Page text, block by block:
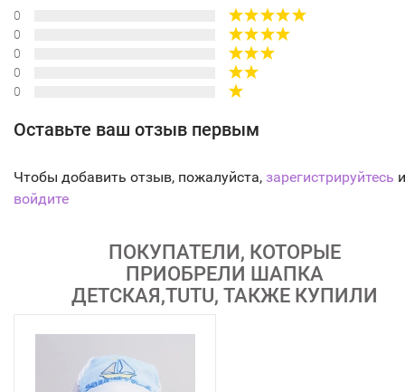
0
0
0
0
0
Оставьте ваш отзыв первым
Чтобы добавить отзыв, пожалуйста, зарегистрируйтесь
войдите
ПОКУПАТЕЛИ, КОТОРЫЕ
ПРИОБРЕЛИ ШАПКА
ДЕТСКАЯ,TUTU, ТАКЖЕ КУПИЛИ